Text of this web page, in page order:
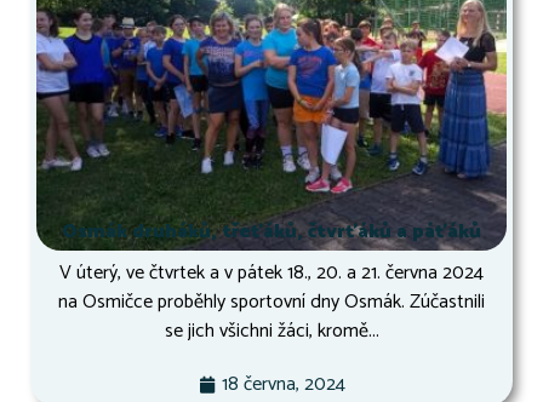
Osmák druháků, třeťáků, čtvrťáků a páťáků
V úterý, ve čtvrtek a v pátek 18., 20. a 21. června 2024
na Osmičce proběhly sportovní dny Osmák. Zúčastnili
se jich všichni žáci, kromě...
18 června, 2024